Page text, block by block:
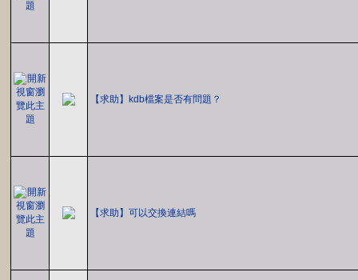
【求助】kdb檔案是否有問題？
【求助】可以交換連結嗎